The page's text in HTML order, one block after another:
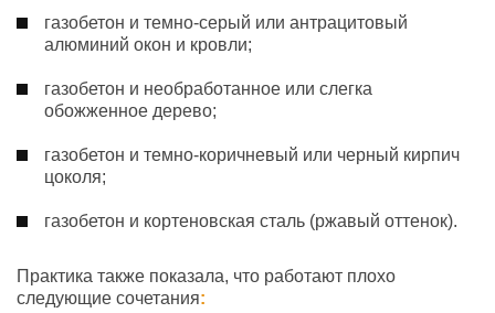
газобетон и темно-серый или антрацитовый
алюминий окон и кровли;
газобетон и необработанное или слегка
обожженное дерево;
газобетон и темно-коричневый или черный кирпич
цоколя;
газобетон и кортеновская сталь (ржавый оттенок).
Практика также показала, что работают плохо
следующие сочетания: